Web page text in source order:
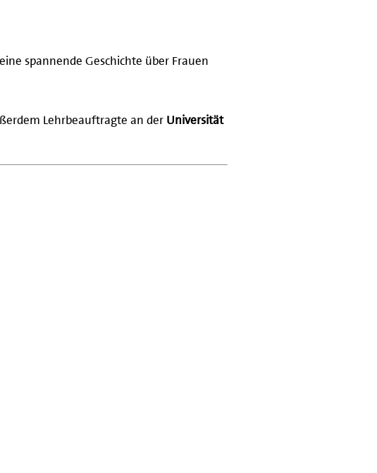
spannende Geschichte über Frauen
Lehrbeauftragte an der Universität